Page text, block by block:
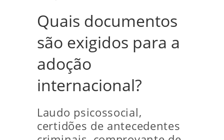
Quais documentos
são exigidos para a
adoção
internacional?
Laudo psicossocial,
certidões de antecedentes